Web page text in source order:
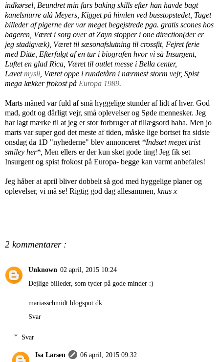
indkørsel, Beundret min fars baking skills efter han havde bagt
kanelsnurre alá Meyers, Kigget på himlen ved busstopstedet, Taget
billeder af pigerne der var meget begejstrede pga. gratis scones hos
bageren, Været i sorg over at Zayn stopper i one direction(der er
jeg stadigvæk), Været til sæsonafslutning til crossfit, Fejret ferie
med Ditte, Efterfulgt af en tur i biografen hvor vi så Insurgent,
Luftet en glad Rica, Været til outlet messe i Bella center,
Lavetmysli , Været oppe i rundetårn i nærmest storm vejr, Spist
mega lækker frokost på Europa 1989.
Marts måned var fuld af små hyggelige stunder af lidt af hver. God
mad, godt og dårligt vejr, små oplevelser og Søde mennesker. Jeg
har lagt mærke til at jeg er stor forbruger af tillægsord haha. Men jo
marts var super god det meste af tiden, måske lige bortset fra sidste
onsdag da 1D "nyhederne" blev annonceret *Indsæt meget trist
smiley her*, Men ellers er der kun sket gode ting! Jeg fik set
Insurgent og spist frokost på Europa- begge kan varmt anbefales!
Jeg håber at april bliver dobbelt så god med hyggelige planer og
oplevelser, vi må se! Rigtig god dag allesammen, knus x
2 kommentarer :
Unknown 02 april, 2015 10:24
Dejlige billeder, som tyder på gode minder :)
mariasschmidt.blogspot.dk
Svar
Svar
Isa Larsen
06 april, 2015 09:32